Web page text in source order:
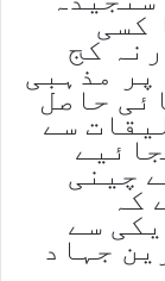
کسی
کج
پر مذہبی
حاصل
سے
چینی
کہ
سے
جہاد